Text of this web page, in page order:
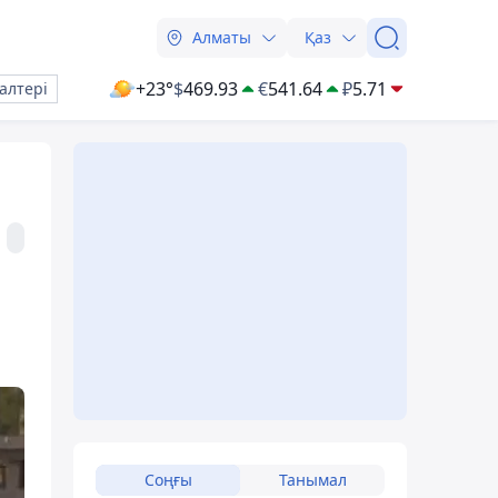
Алматы Қаз
+23°$469.93 €541.64 ₽5.71
Соңғы Танымал